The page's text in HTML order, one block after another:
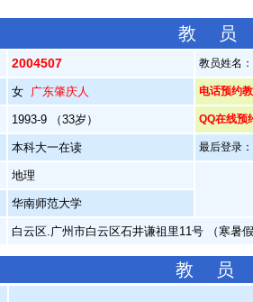
教
2004507 教员姓名
女 广东肇庆人 电话预约
1993-9 （33岁） QQ在线预
本科大一在读 最后登录
地理
华南师范大学
白云区.广州市白云区石井谦祖里11号 （寒暑
教 员